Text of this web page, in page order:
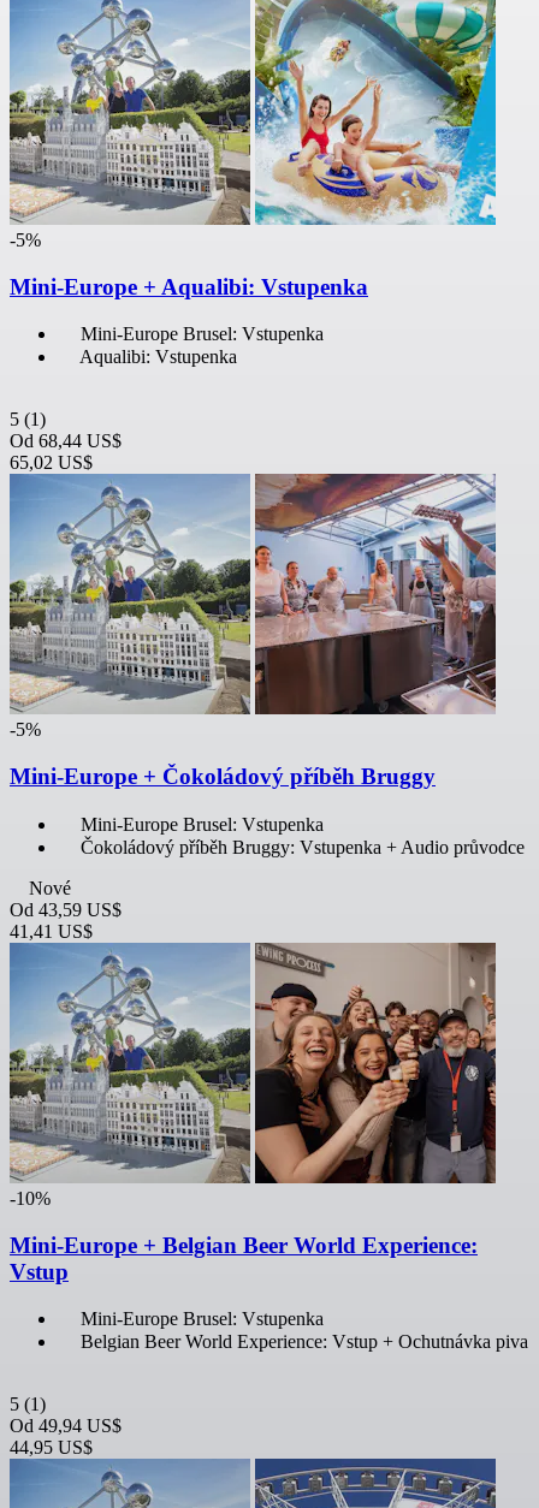
-5%
Mini-Europe + Aqualibi: Vstupenka
Mini-Europe Brusel: Vstupenka
Aqualibi: Vstupenka
5 (1)
Od 68,44 US$
65,02 US$
-5%
Mini-Europe + Čokoládový příběh Bruggy
Mini-Europe Brusel: Vstupenka
Čokoládový příběh Bruggy: Vstupenka + Audio průvodce
Nové
Od 43,59 US$
41,41 US$
-10%
Mini-Europe + Belgian Beer World Experience:
Vstup
Mini-Europe Brusel: Vstupenka
Belgian Beer World Experience: Vstup + Ochutnávka piva
5 (1)
Od 49,94 US$
44,95 US$